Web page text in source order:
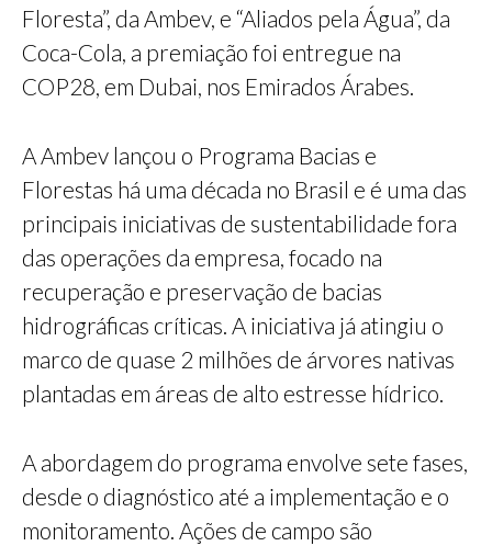
Floresta”, da Ambev, e “Aliados pela Água”, da
Coca-Cola, a premiação foi entregue na
COP28, em Dubai, nos Emirados Árabes.
A Ambev lançou o Programa Bacias e
Florestas há uma década no Brasil e é uma das
principais iniciativas de sustentabilidade fora
das operações da empresa, focado na
recuperação e preservação de bacias
hidrográficas críticas. A iniciativa já atingiu o
marco de quase 2 milhões de árvores nativas
plantadas em áreas de alto estresse hídrico.
A abordagem do programa envolve sete fases,
desde o diagnóstico até a implementação e o
monitoramento. Ações de campo são